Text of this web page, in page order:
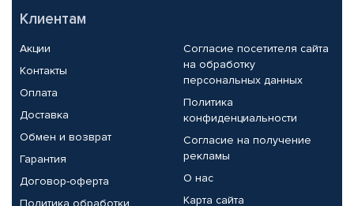
Клиентам
Акции
Контакты
Оплата
Доставка
Обмен и возврат
Гарантия
Договор-оферта
Политика обработки
Согласие посетителя сайта
на обработку
персональных данных
Политика
конфиденциальности
Согласие на получение
рекламы
О нас
Карта сайта